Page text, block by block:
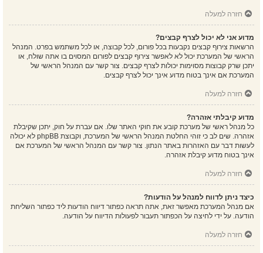
חזרה למעלה
מדוע אני לא יכול לצרף קבצים?
הרשאות צירוף קבצים נקבעות בכל פורום, לכל קבוצה, או לכל משתמש בפרט. המנהל
הראשי של המערכת יכול לא לאפשר צירוף קבצים לפורום המסוים בו אתה שולח, או
יתכן שרק קבוצות מסוימות יכולות לצרף קבצים. צור קשר עם המנהל הראשי של
המערכת אם אינך בטוח מדוע אינך יכול לצרף קבצים.
חזרה למעלה
מדוע קיבלתי אזהרה?
כל מנהל ראשי של מערכת קובע את חוקי האתר שלו. אם עברת על חוק, יתכן שקיבלת
אזהרה. שים לב כי זוהי החלטת המנהל הראשי של המערכת, וקבוצת phpBB לא יכולה
לעשות דבר עם האזהרות באתר הנתון. צור קשר עם המנהל הראשי של המערכת אם
אינך בטוח מדוע קיבלת אזהרה.
חזרה למעלה
כיצד ניתן לדווח למנהל על הודעות?
אם מנהל המערכת מאפשר זאת, אתה תראה כפתור דיווח הודעות ליד כפתור השליחת
הודעה. על ידי לחיצה על הכפתור תעבור לפעולות הדיווח על הודעה.
חזרה למעלה